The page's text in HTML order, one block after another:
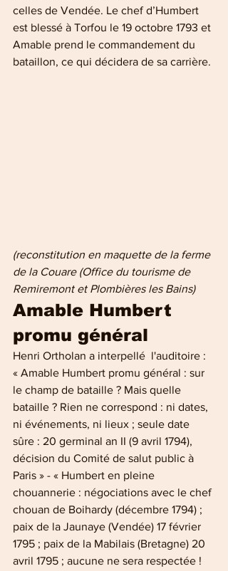
celles de Vendée. Le chef d’Humbert
est blessé à Torfou le 19 octobre 1793 et
Amable prend le commandement du
bataillon, ce qui décidera de sa carrière.
(reconstitution en maquette de la ferme
de la Couare (Office du tourisme de
Remiremont et Plombières les Bains)
Amable Humbert
promu général
Henri Ortholan a interpellé  l'auditoire :
« Amable Humbert promu général : sur
le champ de bataille ? Mais quelle
bataille ? Rien ne correspond : ni dates,
ni événements, ni lieux ; seule date
sûre : 20 germinal an II (9 avril 1794),
décision du Comité de salut public à
Paris » - « Humbert en pleine
chouannerie : négociations avec le chef
chouan de Boihardy (décembre 1794) ;
paix de la Jaunaye (Vendée) 17 février
1795 ; paix de la Mabilais (Bretagne) 20
avril 1795 ; aucune ne sera respectée !